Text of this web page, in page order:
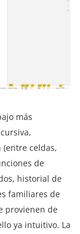
más
(entre celdas,
de
historial de
familiares de
provienen de
ya intuitivo. La